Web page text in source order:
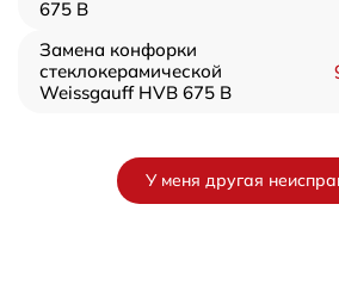
675 B
Замена конфорки
стеклокерамической
Weissgauff HVB 675 B
У меня другая